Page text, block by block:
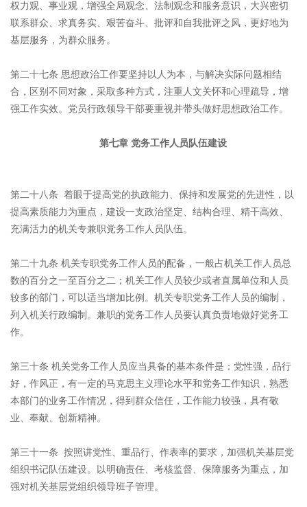
权力观、事业观，增强全局观念、法制观念和服务意识，大兴密切
联系群众、求真务实、艰苦奋斗、批评和自我批评之风，更好地为
基层服务，为群众服务。
第二十七条 思想政治工作要坚持以人为本，与解决实际问题相结
合，区别不同对象，采取多种方式，注重人文关怀和心理疏导，增
强工作实效。党员行政领导干部要重视并带头做好思想政治工作。
第七章 党务工作人员队伍建设
第二十八条 着眼于提高党的执政能力、保持和发展党的先进性，以
提高素质能力为重点，建设一支政治坚定、结构合理、精干高效、
充满活力的机关专兼职党务工作人员队伍。
第二十九条 机关专职党务工作人员的配备，一般占机关工作人员总
数的百分之一至百分之二；机关工作人员较少或者直属单位和人员
较多的部门，可以适当增加比例。机关专职党务工作人员的编制，
列入机关行政编制。兼职的党务工作人员要认真负责地做好党务工
作。
第三十条 机关党务工作人员应当具备的基本条件是：党性强，品行
好，作风正，有一定的马克思主义理论水平和党务工作知识，熟悉
本部门的业务工作情况，得到群众信任，工作能力较强，具有敬
业、奉献、创新精神。
第三十一条 按照讲党性、重品行、作表率的要求，加强机关基层党
组织书记队伍建设。以明确责任、考核监督、保障服务为重点，加
强对机关基层党组织领导班子管理。